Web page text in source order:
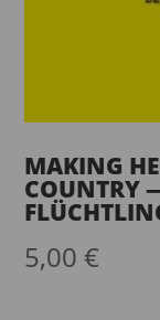
MAKING
COUNTRY
5,00€